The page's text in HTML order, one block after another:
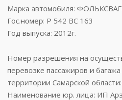
Марка автомобиля:
Гос.номер: Р 542 ВС 163
Год выпуска: 2012г.
Номер разрешения на
перевозке пассажиров и
территории Самарской
Наименование юр. лица: ИП